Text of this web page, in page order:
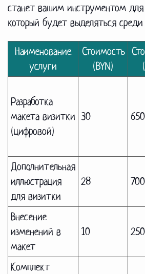
станет вашим инструментом для
который будет выделяться
Наименование
услуги
Стоимость
(BYN)
Разработка
макета визитки
(цифровой)
30 650
Дополнительная
иллюстрация
для визитки
28 700
Внесение
изменений в
макет
10 250
Комплект